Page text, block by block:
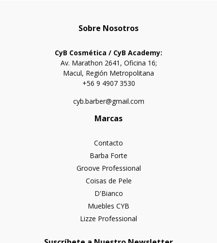
Sobre Nosotros
CyB Cosmética / CyB Academy:
Av. Marathon 2641, Oficina 16;
Macul, Región Metropolitana
+56 9 4907 3530
cyb.barber@gmail.com
Marcas
Contacto
Barba Forte
Groove Professional
Coisas de Pele
D'Bianco
Muebles CYB
Lizze Professional